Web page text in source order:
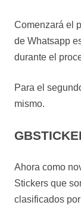
Comenzará el
de Whatsapp
durante el
Para el
mismo.
Ahora como
Stickers que
clasificados